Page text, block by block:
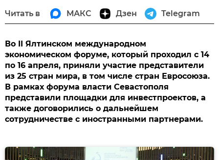
Читать в МАКС Дзен Telegram
Во II Ялтинском международном
экономическом форуме, который проходил с 14
по 16 апреля, приняли участие представители
из 25 стран мира, в том числе стран Евросоюза.
В рамках форума власти Севастополя
представили площадки для инвестпроектов, а
также договорились о дальнейшем
сотрудничестве с иностранными партнерами.